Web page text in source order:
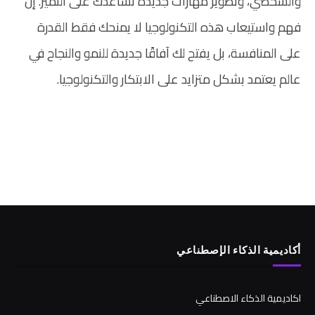
فهم واستيعاب هذه التكنولوجيا لا يمنحك فقط القدرة
على المنافسة، بل يفتح لك آفاقًا جديدة للنمو والنجاح في
عالم يعتمد بشكل متزايد على الابتكار والتكنولوجيا.
أكاديمية الذكاء الإصطناعي
اكاديمية الذكاء الاصطناعي